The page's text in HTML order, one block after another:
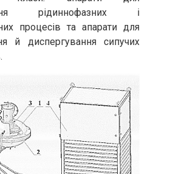
рідиннофазних і
процесів та апарати для
й диспергування сипучих